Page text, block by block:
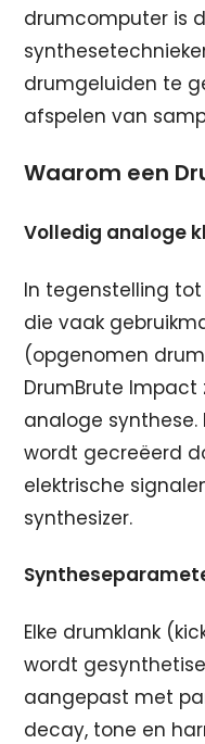
drumcomputer is
drumgeluiden te
afspelen van
Waarom een
Volledig analoge
In tegenstelling
die vaak
(opgenomen
DrumBrute Impact
analoge
wordt gecreëerd
elektrische
synthesizer.
Elke drumklank
wordt
aangepast met
decay, tone en